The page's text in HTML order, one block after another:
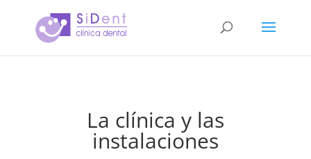
La clínica y las
instalaciones